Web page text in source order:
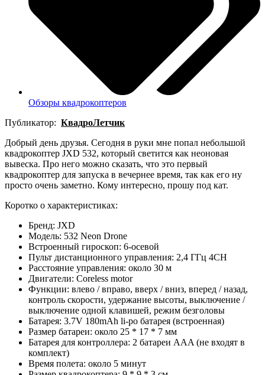
Обзоры квадрокоптеров
Публикатор: КвадроЛетчик
Добрый день друзья. Сегодня в руки мне попал небольшой
квадрокоптер JXD 532, который светится как неоновая
вывеска. Про него можно сказать, что это первый
квадрокоптер для запуска в вечернее время, так как его ну
просто очень заметно. Кому интересно, прошу под кат.
Коротко о характеристиках:
Бренд: JXD
Модель: 532 Neon Drone
Встроенный гироскоп: 6-осевой
Пульт дистанционного управления: 2,4 ГГц 4CH
Расстояние управления: около 30 м
Двигатели: Coreless motоr
Функции: влево / вправо, вверх / вниз, вперед / назад,
контроль скорости, удержание высоты, выключение /
выключение одной клавишей, режим безголовы
Батарея: 3.7V 180mAh li-po батарея (встроенная)
Размер батареи: около 25 * 17 * 7 мм
Батарея для контроллера: 2 батареи AAA (не входят в
комплект)
Время полета: около 5 минут